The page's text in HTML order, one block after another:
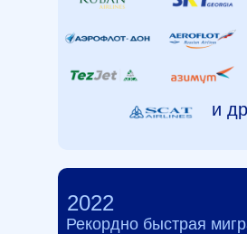
и
Рекордно быстрая
2022